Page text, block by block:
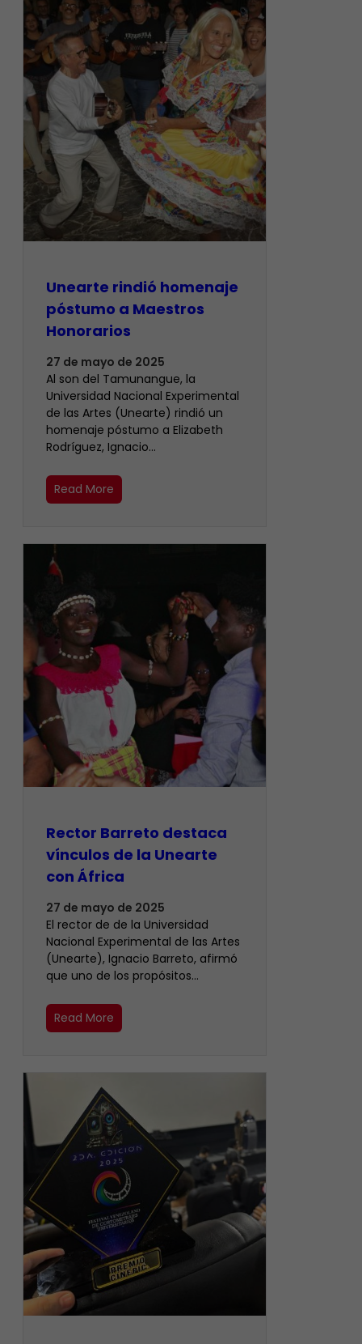
Unearte rindió homenaje
póstumo a Maestros
Honorarios
27 de mayo de 2025
Al son del Tamunangue, la
Universidad Nacional Experimental
de las Artes (Unearte) rindió un
homenaje póstumo a Elizabeth
Rodríguez, Ignacio…
Read More
Rector Barreto destaca
vínculos de la Unearte
con África
27 de mayo de 2025
El rector de de la Universidad
Nacional Experimental de las Artes
(Unearte), Ignacio Barreto, afirmó
que uno de los propósitos…
Read More